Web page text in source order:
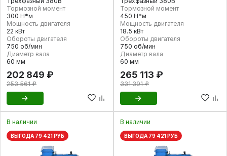
Тормозной момент
300 Н*м
Мощность двигателя
22 кВт
Обороты двигателя
750 об/мин
Диаметр вала
60 мм
202 849 ₽
253 561 ₽
Тормозной момент
450 Н*м
Мощность двигателя
18.5 кВт
Обороты двигателя
750 об/мин
Диаметр вала
60 мм
265 113 ₽
331 391 ₽
В наличии
ВЫГОДА 79 421 РУБ
В наличии
ВЫГОДА 79 421 РУБ